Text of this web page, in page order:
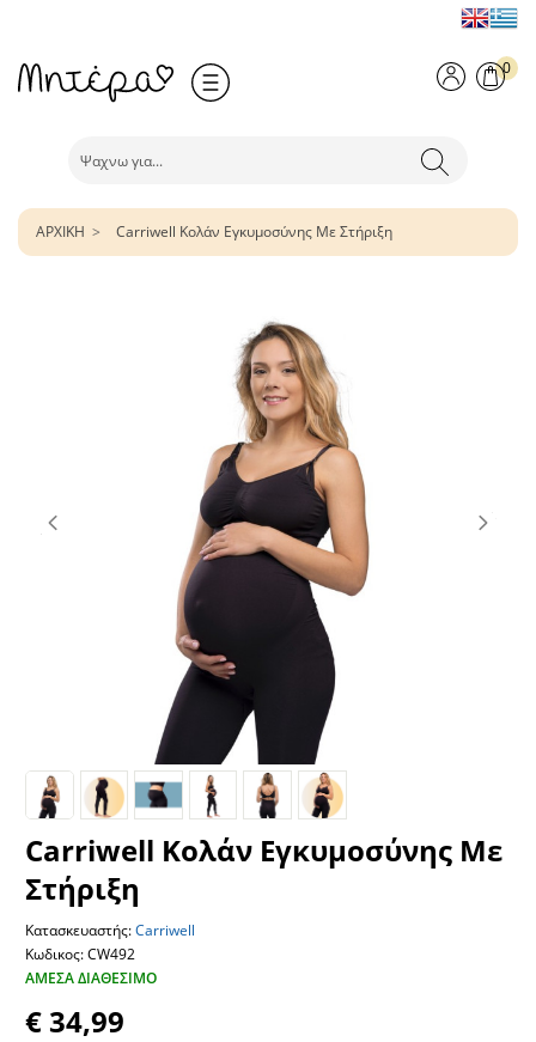
0
ΑΡΧΙΚΗ Carriwell Κολάν Εγκυμοσύνης Με Στήριξη
Carriwell Κολάν Εγκυμοσύνης Με
Στήριξη
Κατασκευαστής:Carriwell
Κωδικος: CW492
ΆΜΕΣΑ ΔΙΑΘΈΣΙΜΟ
€ 34,99